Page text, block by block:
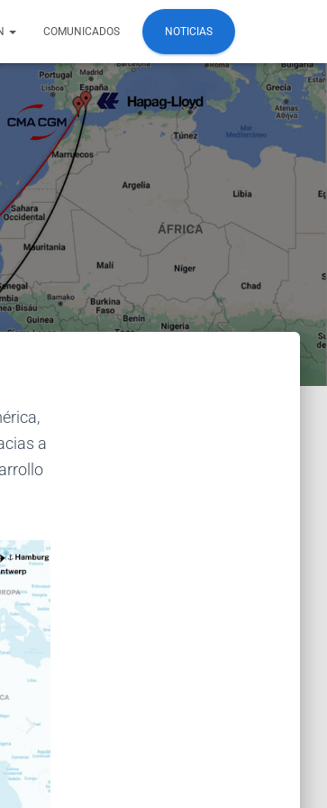
COMUNICADOS NOTICIAS
a